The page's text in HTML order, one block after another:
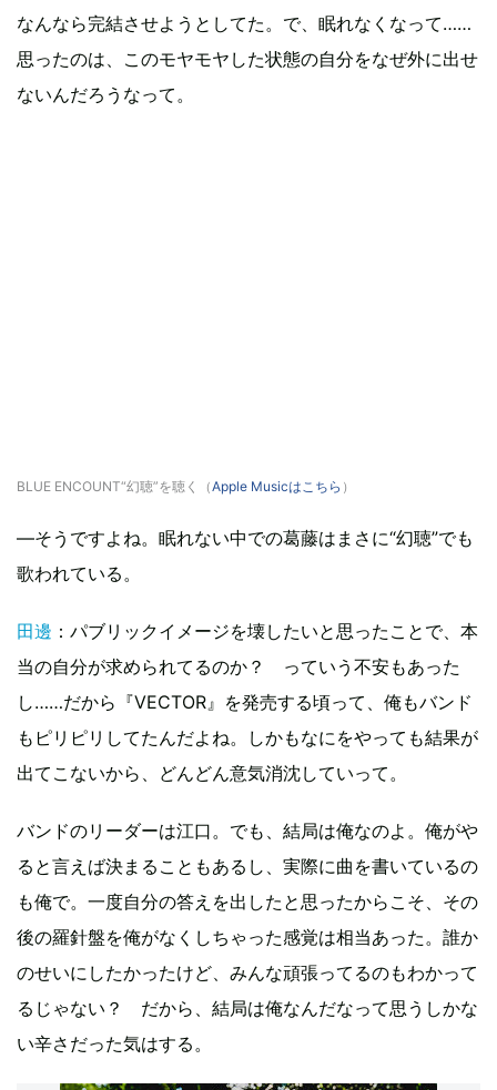
なんなら完結させようとしてた。で、眠れなくなって……
思ったのは、このモヤモヤした状態の自分をなぜ外に出せ
ないんだろうなって。
BLUE ENCOUNT“幻聴”を聴く（Apple Musicはこちら ）
―そうですよね。眠れない中での葛藤はまさに“幻聴”でも
歌われている。
田邊 ：パブリックイメージを壊したいと思ったことで、本
当の自分が求められてるのか？ っていう不安もあった
し……だから『VECTOR』を発売する頃って、俺もバンド
もピリピリしてたんだよね。しかもなにをやっても結果が
出てこないから、どんどん意気消沈していって。
バンドのリーダーは江口。でも、結局は俺なのよ。俺がや
ると言えば決まることもあるし、実際に曲を書いているの
も俺で。一度自分の答えを出したと思ったからこそ、その
後の羅針盤を俺がなくしちゃった感覚は相当あった。誰か
のせいにしたかったけど、みんな頑張ってるのもわかって
るじゃない？ だから、結局は俺なんだなって思うしかな
い辛さだった気はする。